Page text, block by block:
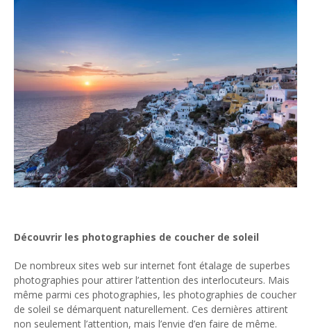
Découvrir les photographies de coucher de soleil
De nombreux sites web sur internet font étalage de superbes
photographies pour attirer l’attention des interlocuteurs. Mais
même parmi ces photographies, les photographies de coucher
de soleil se démarquent naturellement. Ces dernières attirent
non seulement l’attention, mais l’envie d’en faire de même.